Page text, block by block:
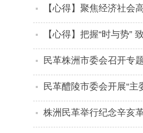
【心得】聚焦经济社会
【心得】把握“时与势”
民革株洲市委会召开专
谈会讲话精神
民革醴陵市委会开展“主
株洲民革举行纪念辛亥